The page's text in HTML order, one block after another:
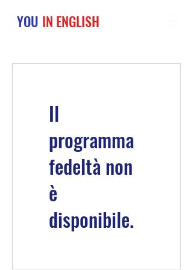
YOU IN ENGLISH
Il
programma
fedeltà non
è
disponibile.